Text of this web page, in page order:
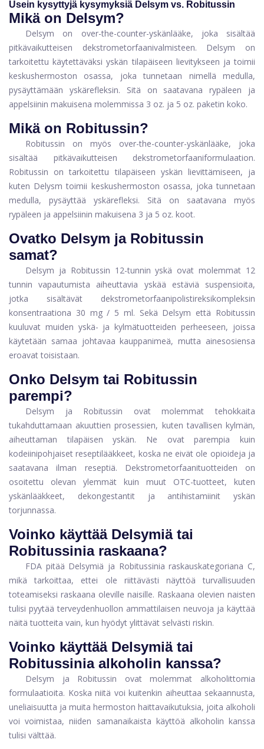
Usein kysyttyjä kysymyksiä Delsym vs. Robitussin
Mikä on Delsym?
Delsym on over-the-counter-yskänlääke, joka sisältää
pitkävaikutteisen dekstrometorfaanivalmisteen. Delsym on
tarkoitettu käytettäväksi yskän tilapäiseen lievitykseen ja toimii
keskushermoston osassa, joka tunnetaan nimellä medulla,
pysäyttämään yskärefleksin. Sitä on saatavana rypäleen ja
appelsiinin makuisena molemmissa 3 oz. ja 5 oz. paketin koko.
Mikä on Robitussin?
Robitussin on myös over-the-counter-yskänlääke, joka
sisältää pitkävaikutteisen dekstrometorfaaniformulaation.
Robitussin on tarkoitettu tilapäiseen yskän lievittämiseen, ja
kuten Delysm toimii keskushermoston osassa, joka tunnetaan
medulla, pysäyttää yskärefleksi. Sitä on saatavana myös
rypäleen ja appelsiinin makuisena 3 ja 5 oz. koot.
Ovatko Delsym ja Robitussin
samat?
Delsym ja Robitussin 12-tunnin yskä ovat molemmat 12
tunnin vapautumista aiheuttavia yskää estäviä suspensioita,
jotka sisältävät dekstrometorfaanipolistireksikompleksin
konsentraationa 30 mg / 5 ml. Sekä Delsym että Robitussin
kuuluvat muiden yskä- ja kylmätuotteiden perheeseen, joissa
käytetään samaa johtavaa kauppanimeä, mutta ainesosiensa
eroavat toisistaan.
Onko Delsym tai Robitussin
parempi?
Delsym ja Robitussin ovat molemmat tehokkaita
tukahduttamaan akuuttien prosessien, kuten tavallisen kylmän,
aiheuttaman tilapäisen yskän. Ne ovat parempia kuin
kodeiinipohjaiset reseptilääkkeet, koska ne eivät ole opioideja ja
saatavana ilman reseptiä. Dekstrometorfaanituotteiden on
osoitettu olevan ylemmät kuin muut OTC-tuotteet, kuten
yskänlääkkeet, dekongestantit ja antihistamiinit yskän
torjunnassa.
Voinko käyttää Delsymiä tai
Robitussinia raskaana?
FDA pitää Delsymiä ja Robitussinia raskauskategoriana C,
mikä tarkoittaa, ettei ole riittävästi näyttöä turvallisuuden
toteamiseksi raskaana oleville naisille. Raskaana olevien naisten
tulisi pyytää terveydenhuollon ammattilaisen neuvoja ja käyttää
näitä tuotteita vain, kun hyödyt ylittävät selvästi riskin.
Voinko käyttää Delsymiä tai
Robitussinia alkoholin kanssa?
Delsym ja Robitussin ovat molemmat alkoholittomia
formulaatioita. Koska niitä voi kuitenkin aiheuttaa sekaannusta,
uneliaisuutta ja muita hermoston haittavaikutuksia, joita alkoholi
voi voimistaa, niiden samanaikaista käyttöä alkoholin kanssa
tulisi välttää.